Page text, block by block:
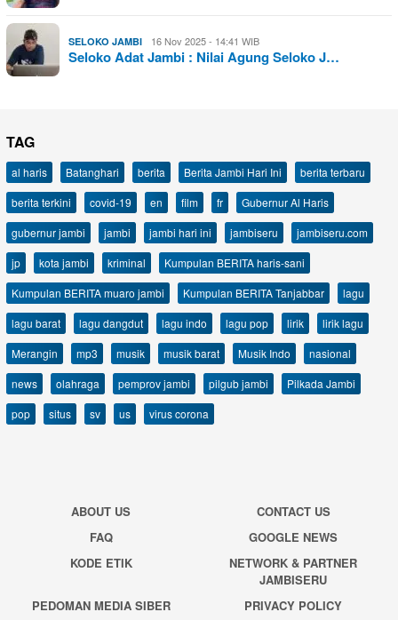
SELOKO JAMBI 16 Nov 2025 - 14:41 WIB
Seloko Adat Jambi : Nilai Agung Seloko J…
TAG
al haris Batanghari berita Berita Jambi Hari Ini
berita terbaru
berita terkini
covid-19 en film fr
Gubernur Al Haris
gubernur jambi
jambi jambi hari ini jambiseru
jambiseru.com
jp
kota jambi kriminal
Kumpulan BERITA haris-sani
Kumpulan BERITA muaro jambi
Kumpulan BERITA Tanjabbar
lagu
lagu barat
lagu dangdut lagu indo lagu pop lirik
lirik lagu
Merangin
mp3 musik musik barat Musik Indo
nasional
news
olahraga pemprov jambi pilgub jambi
Pilkada Jambi
pop
situs sv us virus corona
ABOUT US
CONTACT US
FAQ
GOOGLE NEWS
KODE ETIK
NETWORK & PARTNER
JAMBISERU
PEDOMAN MEDIA SIBER
PRIVACY POLICY